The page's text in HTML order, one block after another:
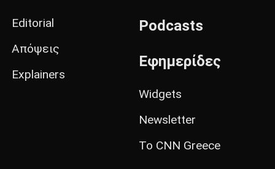
Editorial
Απόψεις
Explainers
Podcasts
Εφημερίδες
Widgets
Newsletter
Το CNN Greece